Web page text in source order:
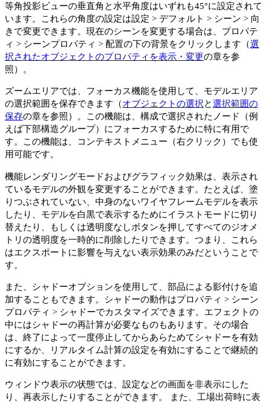
等角投影ビューの垂直角と水平角度はいずれも45°に設定されて
います。これらの角度の設定は設定 > デフォルト > シーン > 向
き で変更できます。現在のシーンを変更する場合は、 プロパテ
ィ > シーンプロパティ > 配置の下の背景をクリックします（選
択されたオブジェクトのプロパティを表示・変更の章を参
照）。
ズームエリアでは、 フォーカス機能を使用して、モデルエリア
の選択範囲を保存できます（オブジェクトの選択と選択範囲の
保存の章を参照）。この機能は、構成で選択されたノード（例
えば下部構造グループ）にフォーカスするために特に有用で
す。この機能は、コンテキストメニュー（右クリック）でも使
用可能です。
機能レンダリングモードおよびグラフィック効果は、表示され
ているモデルの外観を変更することができます。たとえば、塗
りつぶされていない、中身のないワイヤフレームモデルを表示
したり、モデルを白黒で表示するためにイラストモードに切り
替えたり、もしくは透明度なしボタンを押してすべてのジオメ
トリの透明度を一時的に削除したりできます。つまり、これら
はエクスポートに影響を与えない表示効果のみだということで
す。
また、 シャドーオプションを使用して、部品による影付けを追
加することもできます。シャドーの動作はプロパティ > シーン
プロパティ > シャドーでカスタマイズできます。エフェクトの
中にはシャドーの再計算が必要なものもあります。その場合
は、終了によって一度停止してからあらためてシャドーを有効
にするか、
リアルタイム計算の設定を有効にすることで継続的
に有効にすることができます。
ウィンドウ表示の状態では、 設定などの画面を非表示にした
り、再表示したりすることができます。 また、工場出荷時に表